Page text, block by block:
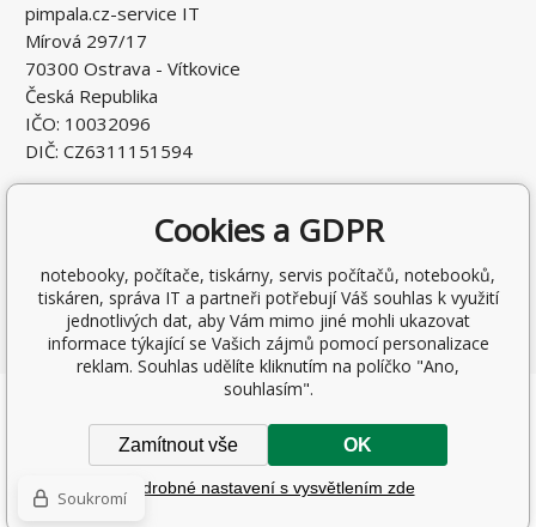
pimpala.cz-service IT
Mírová 297/17
70300 Ostrava - Vítkovice
Česká Republika
IČO: 10032096
DIČ: CZ6311151594
Všechna práva vyhrazena.
Internetové obchodyawww stránky:BINARGON.cz
stránek
Cookies a GDPR
notebooky, počítače, tiskárny, servis počítačů, notebooků,
tiskáren, správa IT a partneři potřebují Váš souhlas k využití
jednotlivých dat, aby Vám mimo jiné mohli ukazovat
informace týkající se Vašich zájmů pomocí personalizace
reklam. Souhlas udělíte kliknutím na políčko "Ano,
souhlasím".
Zamítnout vše OK
Podrobné nastavení s vysvětlením zde
Soukromí